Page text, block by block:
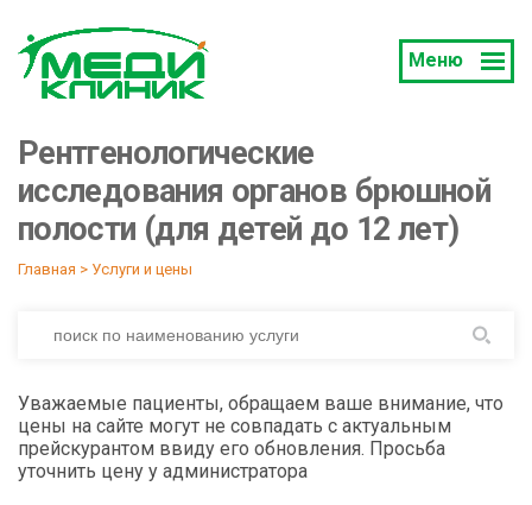
Меню
Рентгенологические
исследования органов брюшной
полости (для детей до 12 лет)
Главная > Услуги и цены
Уважаемые пациенты, обращаем ваше внимание, что
цены на сайте могут не совпадать с актуальным
прейскурантом ввиду его обновления. Просьба
уточнить цену у администратора